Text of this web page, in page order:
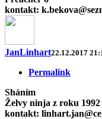
kontakt:
JanLinhart22.12.2017
Permalink
Sháním
Želvy ninja z roku 1992
kontakt: